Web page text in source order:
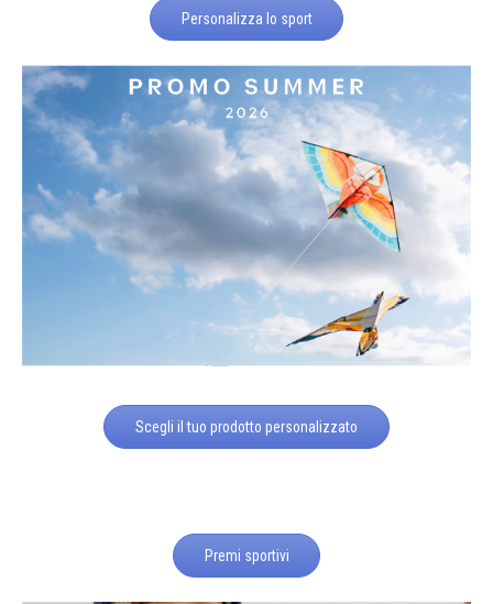
Personalizza lo sport
Scegli il tuo prodotto personalizzato
Premi sportivi